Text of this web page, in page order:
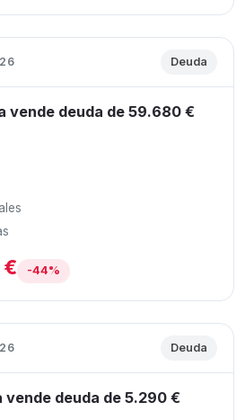
Deuda
vende deuda de 59.680 €
-44%
Deuda
vende deuda de 5.290 €